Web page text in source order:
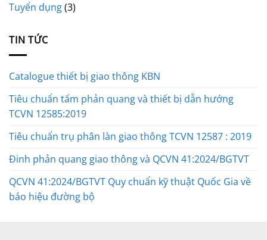
Tuyển dụng(3)
TIN TỨC
Catalogue thiết bị giao thông KBN
Tiêu chuẩn tấm phản quang và thiết bị dẫn hướng
TCVN 12585:2019
Tiêu chuẩn trụ phân làn giao thông TCVN 12587 : 2019
Đinh phản quang giao thông và QCVN 41:2024/BGTVT
QCVN 41:2024/BGTVT Quy chuẩn kỹ thuật Quốc Gia về
báo hiệu đường bộ